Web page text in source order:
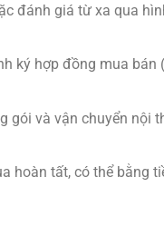
đánh giá từ xa qua
ký hợp đồng mua bán
gói và vận chuyển nội
hoàn tất, có thể bằng